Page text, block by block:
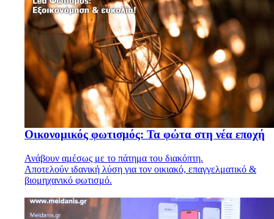
Οικονομικός φωτισμός: Τα φώτα στη νέα εποχή
Ανάβουν αμέσως με το πάτημα του διακόπτη.
Αποτελούν ιδανική λύση για τον οικιακό, επαγγελματικό &
βιομηχανικό φωτισμό.